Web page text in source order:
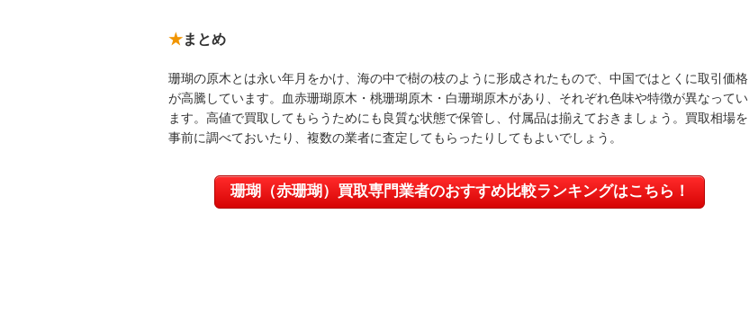
まとめ
珊瑚の原木とは永い年月をかけ、海の中で樹の枝のように形成されたもので、中国ではとくに取引価格
が高騰しています。血赤珊瑚原木・桃珊瑚原木・白珊瑚原木があり、それぞれ色味や特徴が異なってい
ます。高値で買取してもらうためにも良質な状態で保管し、付属品は揃えておきましょう。買取相場を
事前に調べておいたり、複数の業者に査定してもらったりしてもよいでしょう。
珊瑚（赤珊瑚）買取専門業者のおすすめ比較ランキングはこちら！